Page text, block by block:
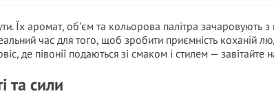
Їх аромат, об’єм та кольорова палітра зачаровують
час для того, щоб зробити приємність коханій
де півонії подаються зі смаком і стилем — завітайте
та сили